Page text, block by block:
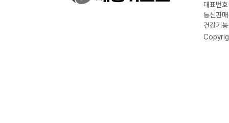
대표번
통신판
건강기